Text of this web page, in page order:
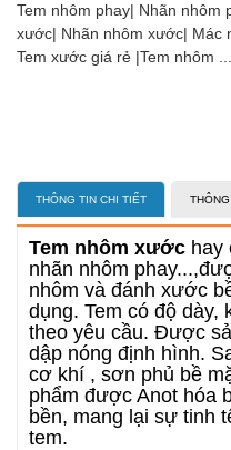
Tem nhôm phay| Nhãn nhôm
xước| Nhãn nhôm xước| Mác
Tem xước giá rẻ |Tem nhôm ...
THÔNG TIN CHI TIẾT
Tem nhôm xước hay
nhãn nhôm
nhôm và đánh xước
dụng. Tem có độ dày,
theo yêu cầu. Được
dập nóng định hình.
cơ khí , sơn phủ bề
phẩm được Anot hóa
bền, mang lại sự tinh
tem.